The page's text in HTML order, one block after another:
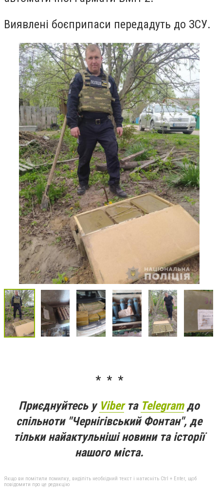
Виявлені боєприпаси передадуть до ЗСУ.
* * *
Приєднуйтесь у Viberта Telegramдо
спільноти "Чернігівський Фонтан", де
тільки найактульніші новини та історії
нашого міста.
Якщо ви помітили помилку, виділіть необхідний текст і натисніть Ctrl + Enter, щоб
повідомити про це редакцію